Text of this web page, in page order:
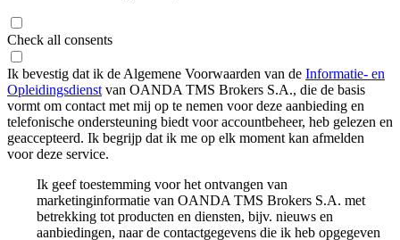
Check all consents
Ik bevestig dat ik de Algemene Voorwaarden van de Informatie- en
Opleidingsdienst van OANDA TMS Brokers S.A., die de basis
vormt om contact met mij op te nemen voor deze aanbieding en
telefonische ondersteuning biedt voor accountbeheer, heb gelezen en
geaccepteerd. Ik begrijp dat ik me op elk moment kan afmelden
voor deze service.
Ik geef toestemming voor het ontvangen van
marketinginformatie van OANDA TMS Brokers S.A. met
betrekking tot producten en diensten, bijv. nieuws en
aanbiedingen, naar de contactgegevens die ik heb opgegeven